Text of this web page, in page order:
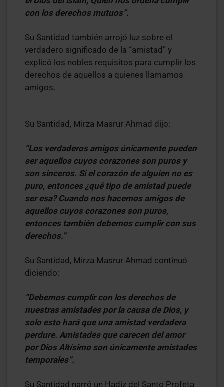
con los derechos mutuos”.
Su Santidad también arrojó luz sobre el
verdadero significado de la “amistad” y
explicó los nobles requisitos para cumplir los
derechos de aquellos a quienes llamamos
amigos.
Su Santidad, Mirza Masrur Ahmad dijo:
“Los verdaderos amigos únicamente pueden
ser aquellos cuyos corazones son puros y
son sinceros. Si el corazón de alguien no es
puro, entonces ¿qué tipo de amistad puede
ser esa? Cuando nos hacemos amigos de
aquellos cuyos corazones son puros,
entonces también debemos cumplir con sus
derechos.”
Su Santidad, Mirza Masrur Ahmad continuó
diciendo:
“Debemos cumplir con los derechos de
nuestras amistades por la causa de Dios, y
solo esto hará que una amistad verdadera
perdure. Amistades que carecen del amor
por Dios Altísimo son únicamente amistades
temporales”.
Su Santidad narró un Hadiz del Santo Profeta